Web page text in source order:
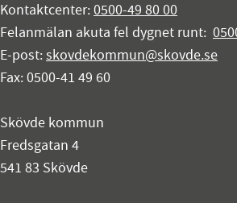
Kontaktcenter:0500-49 80 00
Felanmälan akuta fel dygnet runt:
E-post:skovdekommun@skovde.se
Fax: 0500-41 49 60
Skövde kommun
Fredsgatan 4
541 83 Skövde